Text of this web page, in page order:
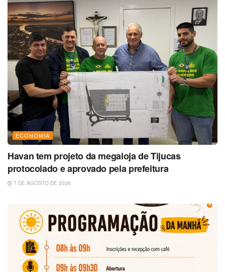
ECONOMIA
Havan tem projeto da megaloja de Tijucas
protocolado e aprovado pela prefeitura
7 DE AGOSTO DE 2026